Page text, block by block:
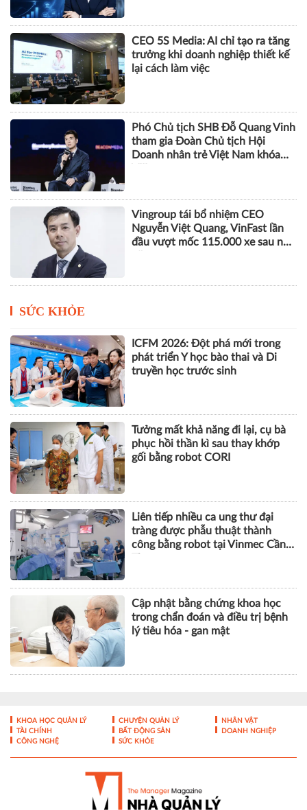
CEO 5S Media: AI chỉ tạo ra tăng
trưởng khi doanh nghiệp thiết kế
lại cách làm việc
Phó Chủ tịch SHB Đỗ Quang Vinh
tham gia Đoàn Chủ tịch Hội
Doanh nhân trẻ Việt Nam khóa
Vingroup tái bổ nhiệm CEO
Nguyễn Việt Quang, VinFast lần
đầu vượt mốc 115.000 xe sau nửa
SỨC KHỎE
ICFM 2026: Đột phá mới trong
phát triển Y học bào thai và Di
truyền học trước sinh
Tưởng mất khả năng đi lại, cụ bà
phục hồi thần kì sau thay khớp
gối bằng robot CORI
Liên tiếp nhiều ca ung thư đại
tràng được phẫu thuật thành
công bằng robot tại Vinmec Cần
Cập nhật bằng chứng khoa học
trong chẩn đoán và điều trị bệnh
lý tiêu hóa - gan mật
KHOA HỌC QUẢN LÝ CHUYỆN QUẢN LÝ
NHÂN VẬT
TÀI CHÍNH
BẤT ĐỘNG SẢN
DOANH NGHIỆP
CÔNG NGHỆ
SỨC KHỎE